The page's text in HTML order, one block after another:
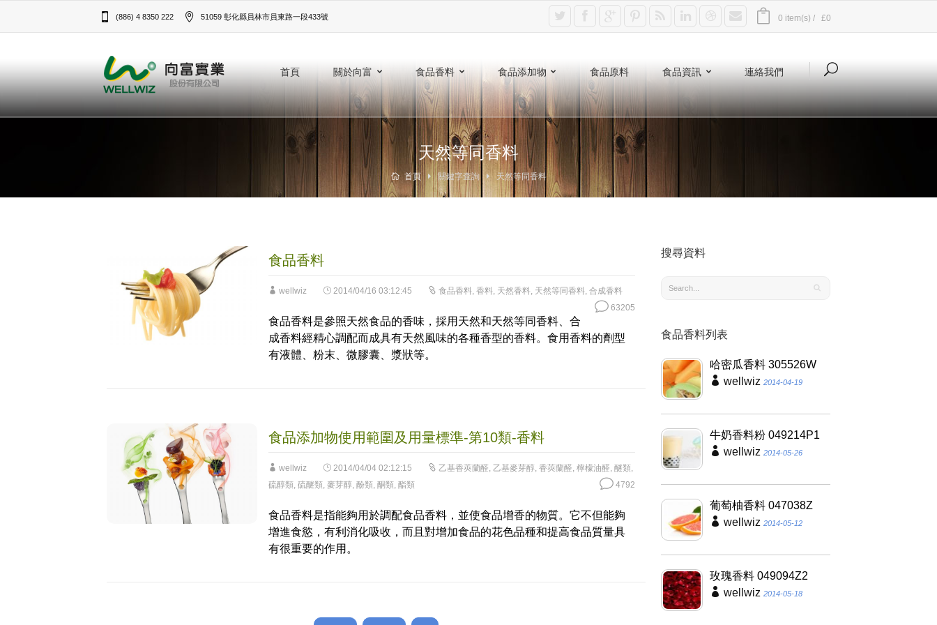
(886) 4 8350 222 51059 彰化縣員林市員東路一段433號‎ 0 item(s) / £0
首頁 關於向富 食品香料 食品添加物 食品原料 食品資訊 連絡我們
天然等同香料
首頁 關鍵字查詢 天然等同香料
食品香料
wellwiz 2014/04/16 03:12:45 食品香料, 香料, 天然香料, 天然等同香料, 合成香料
63205
食品香料是參照天然食品的香味，採用天然和天然等同香料、合
成香料經精心調配而成具有天然風味的各種香型的香料。食用香料的劑型
有液體、粉末、微膠囊、漿狀等。
食品添加物使用範圍及用量標準-第10類-香料
wellwiz 2014/04/04 02:12:15 乙基香莢蘭醛, 乙基麥芽醇, 香莢蘭醛, 檸檬油醛, 醚類,
硫醇類, 硫醚類, 麥芽醇, 酚類, 酮類, 酯類 4792
食品香料是指能夠用於調配食品香料，並使食品增香的物質。它不但能夠
增進食慾，有利消化吸收，而且對增加食品的花色品種和提高食品質量具
有很重要的作用。
搜尋資料
食品香料列表
哈密瓜香料 305526W
wellwiz 2014-04-19
牛奶香料粉 049214P1
wellwiz 2014-05-26
葡萄柚香料 047038Z
wellwiz 2014-05-12
玫瑰香料 049094Z2
wellwiz 2014-05-18